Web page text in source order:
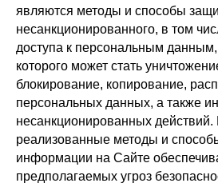
являются методы и способы
несанкционированного, в том
доступа к персональным данным,
которого может стать
блокирование, копирование,
персональных данных, а также
несанкционированных
реализованные методы и
информации на Сайте
предполагаемых угроз